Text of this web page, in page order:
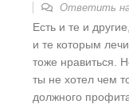
Ответить
Есть и те и
и те которым
тоже нравиться.
ты не хотел чем
должного